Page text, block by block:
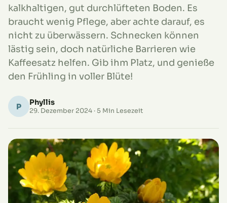
kalkhaltigen, gut durchlüfteten Boden. Es
braucht wenig Pflege, aber achte darauf, es
nicht zu überwässern. Schnecken können
lästig sein, doch natürliche Barrieren wie
Kaffeesatz helfen. Gib ihm Platz, und genieße
den Frühling in voller Blüte!
P Phyllis
29. Dezember 2024 · 5 Min Lesezeit